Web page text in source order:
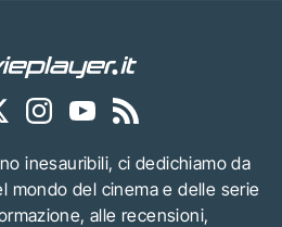
inesauribili, ci dedichiamo da
mondo del cinema e delle serie
alle recensioni,